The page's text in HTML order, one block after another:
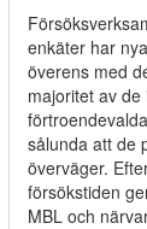
enkäter har
överens med
majoritet av
sålunda att de
överväger.
försökstiden
MBL och